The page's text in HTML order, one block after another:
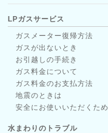
LPガスサービス
ガスメーター復帰方法
ガスが出ないとき
お引越しの手続き
ガス料金について
ガス料金のお支払方法
地震のときは
安全にお使いいただくため
水まわりのトラブル